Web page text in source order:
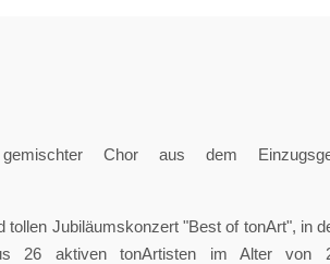
Chor aus dem
Jubiläumskonzert "Best of tonArt", in
26 aktiven tonArtisten im Alter